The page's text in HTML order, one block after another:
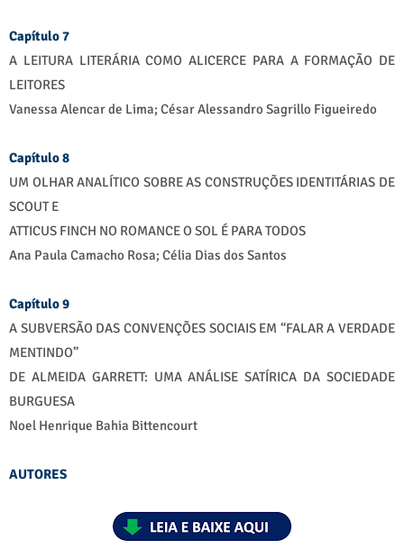
Capítulo 7
A LEITURA LITERÁRIA COMO ALICERCE PARA A FORMAÇÃO DE
LEITORES
Vanessa Alencar de Lima; César Alessandro Sagrillo Figueiredo
Capítulo 8
UM OLHAR ANALÍTICO SOBRE AS CONSTRUÇÕES IDENTITÁRIAS DE
SCOUT E
ATTICUS FINCH NO ROMANCE O SOL É PARA TODOS
Ana Paula Camacho Rosa; Célia Dias dos Santos
Capítulo 9
A SUBVERSÃO DAS CONVENÇÕES SOCIAIS EM “FALAR A VERDADE
MENTINDO”
DE ALMEIDA GARRETT: UMA ANÁLISE SATÍRICA DA SOCIEDADE
BURGUESA
Noel Henrique Bahia Bittencourt
AUTORES